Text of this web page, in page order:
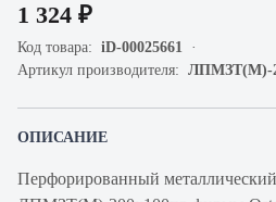
1 324 ₽
Код товара: iD-00025661
Артикул производителя: ЛПМЗТ(М)-
ОПИСАНИЕ
Перфорированный